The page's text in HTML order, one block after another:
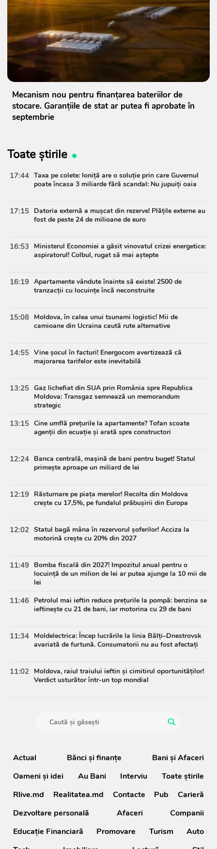
Mecanism nou pentru finanțarea bateriilor de
stocare. Garanțiile de stat ar putea fi aprobate în
septembrie
Toate știrile
17:44 Taxa pe colete: Ioniță are o soluție prin care Guvernul
poate încasa 3 miliarde fără scandal: Nu jupuiți oaia
17:15 Datoria externă a mușcat din rezerve! Plățile externe au
fost de peste 24 de milioane de euro
16:53
Ministerul Economiei a găsit vinovatul crizei energetice:
aspiratorul! Colbul, rugat să mai aștepte
16:19 Apartamente vândute înainte să existe! 2500 de
tranzacții cu locuințe încă neconstruite
15:08 Moldova, în calea unui tsunami logistic! Mii de
camioane din Ucraina caută rute alternative
14:55 Vine șocul în facturi! Energocom avertizează că
majorarea tarifelor este inevitabilă
13:25 Gaz lichefiat din SUA prin România spre Republica
Moldova: Transgaz semnează un memorandum
strategic
13:15 Cine umflă prețurile la apartamente? Tofan scoate
agenții din ecuație și arată spre constructori
12:24 Banca centrală, mașină de bani pentru buget! Statul
primește aproape un miliard de lei
12:19 Răsturnare pe piața merelor! Recolta din Moldova
crește cu 17,5%, pe fundalul prăbușirii din Europa
12:02 Statul bagă mâna în rezervorul șoferilor! Acciza la
motorină crește cu 20% din 2027
11:49 Bomba fiscală din 2027! Impozitul anual pentru o
locuință de un milion de lei ar putea ajunge la 10 mii de
lei
11:46 Petrolul mai ieftin reduce prețurile la pompă: benzina se
ieftinește cu 21 de bani, iar motorina cu 29 de bani
11:34 Moldelectrica: Încep lucrările la linia Bălți–Dnestrovsk
avariată de furtună. Consumatorii nu au fost afectați
11:02 Moldova, raiul traiului ieftin și cimitirul oportunităților!
Verdict usturător într-un top mondial
Actual Bănci şi finanţe
Bani și Afaceri
Oameni şi idei
Au Bani Interviu
Toate știrile
Rlive.md
Realitatea.md Contacte Pub
Carieră
Dezvoltare personală
Afaceri
Companii
Educație Financiară
Promovare Turism
Auto